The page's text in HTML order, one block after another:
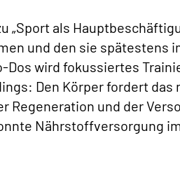
„Sport als
und den sie spätestens
Dos wird fokussiertes
Den Körper fordert
Regeneration und der
Nährstoffversorgung